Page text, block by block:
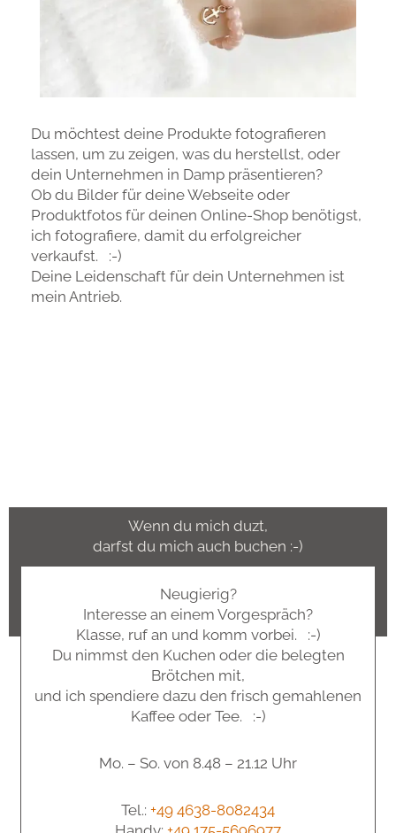
Du möchtest deine Produkte fotografieren
lassen, um zu zeigen, was du herstellst, oder
dein Unternehmen in Damp präsentieren?
Ob du Bilder für deine Webseite oder
Produktfotos für deinen Online-Shop benötigst,
ich fotografiere, damit du erfolgreicher
verkaufst. :-)
Deine Leidenschaft für dein Unternehmen ist
mein Antrieb.
Wenn du mich duzt,
darfst du mich auch buchen :-)
Neugierig?
Interesse an einem Vorgespräch?
Klasse, ruf an und komm vorbei. :-)
Du nimmst den Kuchen oder die belegten
Brötchen mit,
und ich spendiere dazu den frisch gemahlenen
Kaffee oder Tee. :-)
Mo. – So. von 8.48 – 21.12 Uhr
Tel.: +49 4638-8082434